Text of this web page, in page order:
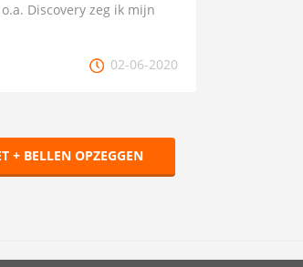
Discovery zeg ik mijn
02-06-2020
+ BELLEN OPZEGGEN